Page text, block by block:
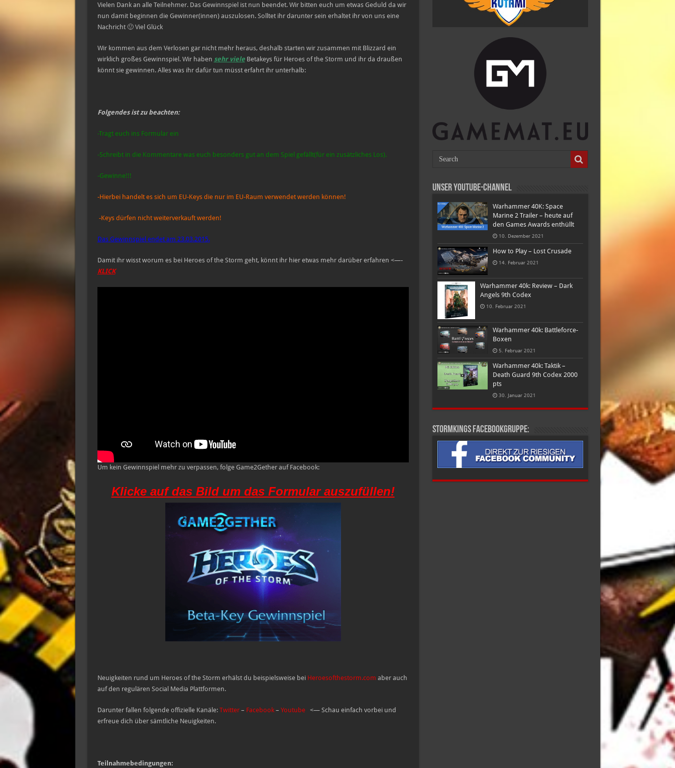
of
the
Storm
*Beendet*
Vielen Dank an alle Teilnehmer. Das Gewinnspiel ist nun beendet. Wir bitten euch um etwas Geduld da wir
nun damit beginnen die Gewinner(innen) auszulosen. Solltet ihr darunter sein erhaltet ihr von uns eine
Nachricht 🙂 Viel Glück
Wir kommen aus dem Verlosen gar nicht mehr heraus, deshalb starten wir zusammen mit Blizzard ein
wirklich großes Gewinnspiel. Wir haben sehr vieleBetakeys für Heroes of the Storm und ihr da draußen
könnt sie gewinnen. Alles was ihr dafür tun müsst erfahrt ihr unterhalb:
Folgendes ist zu beachten:
-Tragt euch ins Formular ein
-Schreibt in die Kommentare was euch besonders gut an dem Spiel gefällt(für ein zusätzliches Los).
-Gewinne!!!
-Hierbei handelt es sich um EU-Keys die nur im EU-Raum verwendet werden können!
-Keys dürfen nicht weiterverkauft werden!
Das Gewinnspiel endet am 23.03.2015.
Damit ihr wisst worum es bei Heroes of the Storm geht, könnt ihr hier etwas mehr darüber erfahren <—-
KLICK
Um kein Gewinnspiel mehr zu verpassen, folge Game2Gether auf Facebook:
Klicke auf das Bild um das Formular auszufüllen!
Neuigkeiten rund um Heroes of the Storm erhälst du beispielsweise bei Heroesofthestorm.com aber auch
auf den regulären Social Media Plattformen.
Darunter fallen folgende offizielle Kanäle: Twitter – Facebook – Youtube <— Schau einfach vorbei und
erfreue dich über sämtliche Neuigkeiten.
Teilnahmebedingungen:
Unser Youtube-Channel
Warhammer 40K: Space
Marine 2 Trailer – heute auf
den Games Awards enthüllt
10. Dezember 2021
How to Play – Lost Crusade
14. Februar 2021
Warhammer 40k: Review – Dark
Angels 9th Codex
10. Februar 2021
Warhammer 40k: Battleforce-
Boxen
5. Februar 2021
Warhammer 40k: Taktik –
Death Guard 9th Codex 2000
pts
30. Januar 2021
Stormkings Facebookgruppe: